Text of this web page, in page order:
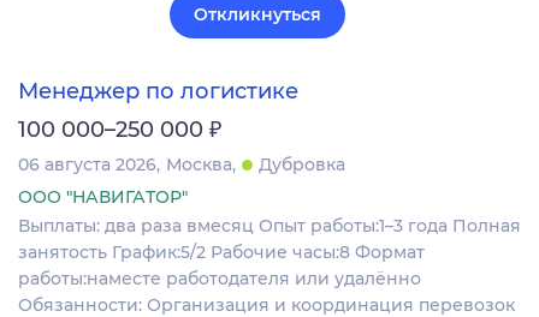
Откликнуться
Менеджер по логистике
100 000–250 000 ₽
06 августа 2026 Москва
Дубровка
ООО "НАВИГАТОР"
Выплаты: два раза вмесяц Опыт работы:1–3 года Полная
занятость График:5/2 Рабочие часы:8 Формат
работы:наместе работодателя или удалённо
Обязанности: Организация и координация перевозок